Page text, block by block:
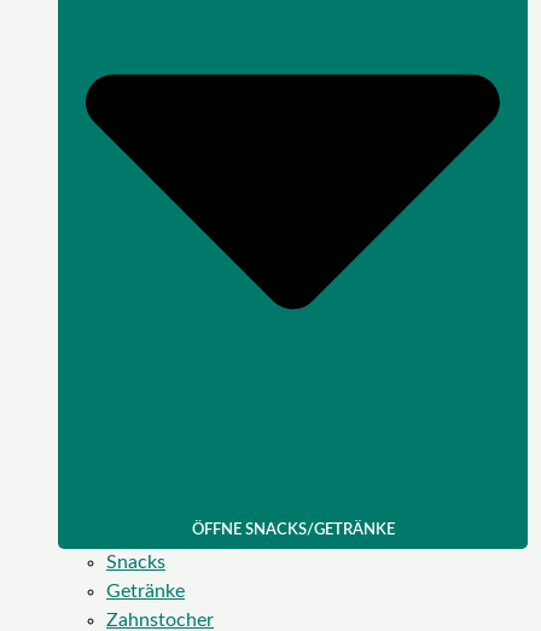
ÖFFNE SNACKS/GETRÄNKE
Snacks
Getränke
Zahnstocher